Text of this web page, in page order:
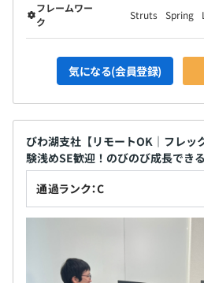
フレームワー
ク
Struts Spring
気になる(会員登録)
びわ湖支社【リモートOK｜フレッ
験浅めSE歓迎！のびのび成長でき
通過ランク：C